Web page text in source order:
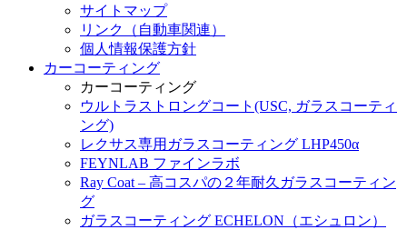
サイトマップ
リンク（自動車関連）
個人情報保護方針
カーコーティング
カーコーティング
ウルトラストロングコート(USC, ガラスコーティ
ング)
レクサス専用ガラスコーティング LHP450α
FEYNLAB ファインラボ
Ray Coat – 高コスパの２年耐久ガラスコーティン
グ
ガラスコーティング ECHELON（エシュロン）